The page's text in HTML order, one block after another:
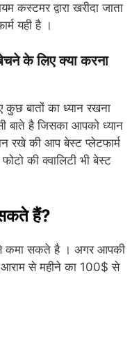
कस्टमर द्वारा खरीदा जाता
यही है ।
के लिए क्या करना
बातों का ध्यान रखना
बाते है जिसका आपको ध्यान
रखे की आप बेस्ट प्लेटफार्म
की क्वालिटी भी बेस्ट
हैं?
कमा सकते है । अगर आपकी
से महीने का 100$ से